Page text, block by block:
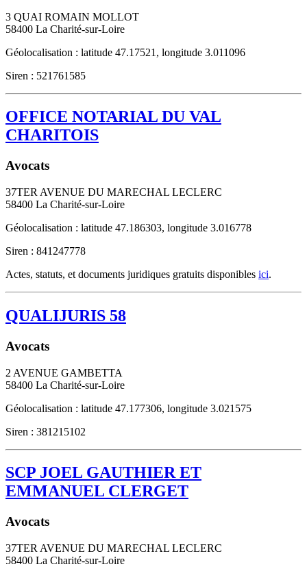
3 QUAI ROMAIN MOLLOT
58400 La Charité-sur-Loire
Géolocalisation : latitude 47.17521, longitude 3.011096
Siren : 521761585
OFFICE NOTARIAL DU VAL
CHARITOIS
Avocats
37TER AVENUE DU MARECHAL LECLERC
58400 La Charité-sur-Loire
Géolocalisation : latitude 47.186303, longitude 3.016778
Siren : 841247778
Actes, statuts, et documents juridiques gratuits disponibles ici.
QUALIJURIS 58
Avocats
2 AVENUE GAMBETTA
58400 La Charité-sur-Loire
Géolocalisation : latitude 47.177306, longitude 3.021575
Siren : 381215102
SCP JOEL GAUTHIER ET
EMMANUEL CLERGET
Avocats
37TER AVENUE DU MARECHAL LECLERC
58400 La Charité-sur-Loire